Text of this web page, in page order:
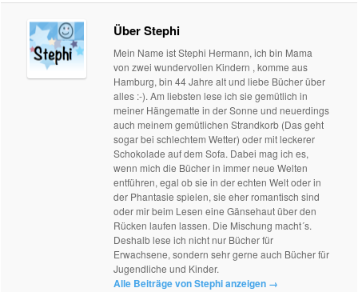
Über Stephi
Mein Name ist Stephi Hermann, ich bin Mama
von zwei wundervollen Kindern , komme aus
Hamburg, bin 44 Jahre alt und liebe Bücher über
alles :-). Am liebsten lese ich sie gemütlich in
meiner Hängematte in der Sonne und neuerdings
auch meinem gemütlichen Strandkorb (Das geht
sogar bei schlechtem Wetter) oder mit leckerer
Schokolade auf dem Sofa. Dabei mag ich es,
wenn mich die Bücher in immer neue Welten
entführen, egal ob sie in der echten Welt oder in
der Phantasie spielen, sie eher romantisch sind
oder mir beim Lesen eine Gänsehaut über den
Rücken laufen lassen. Die Mischung macht´s.
Deshalb lese ich nicht nur Bücher für
Erwachsene, sondern sehr gerne auch Bücher für
Jugendliche und Kinder.
Alle Beiträge von Stephi anzeigen →